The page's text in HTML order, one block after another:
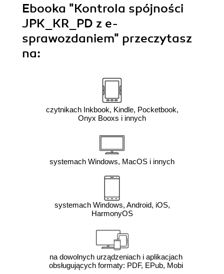
Ebooka "Kontrola spójności
JPK_KR_PD z e-
sprawozdaniem" przeczytasz
na:
czytnikach Inkbook, Kindle, Pocketbook,
Onyx Booxs i innych
systemach Windows, MacOS i innych
systemach Windows, Android, iOS,
HarmonyOS
na dowolnych urządzeniach i aplikacjach
obsługujących formaty: PDF, EPub, Mobi